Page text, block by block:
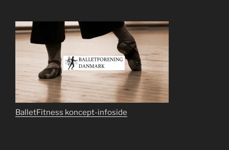
BalletFitness koncept-infoside